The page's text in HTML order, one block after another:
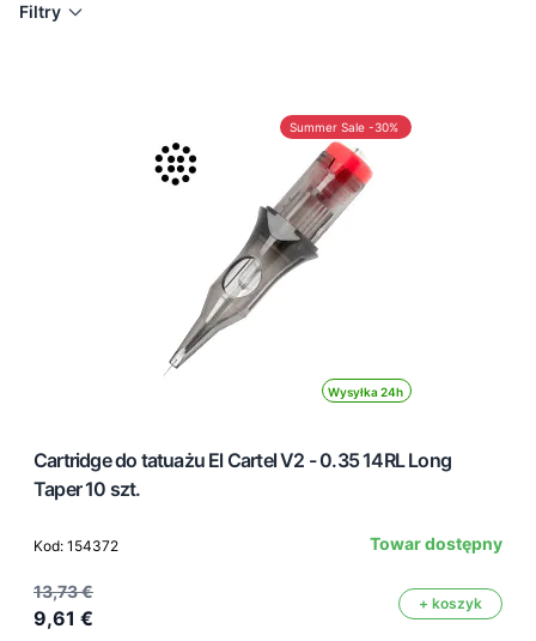
Filtry
Wysyłka 24h
Summer Sale -30%
Cartridge do tatuażu El Cartel V2 - 0.35 14RL Long
Taper 10 szt.
Kod: 154372 Towar dostępny
13,73 €
9,61 €
+ koszyk